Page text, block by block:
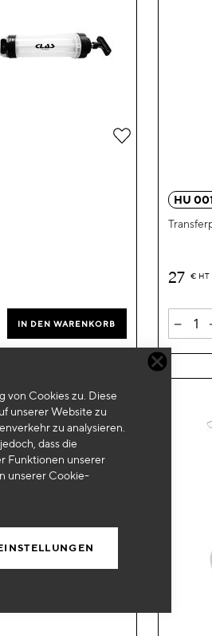
von Cookies zu. Diese
unserer Website zu
zu analysieren.
dass die
Funktionen unserer
unserer Cookie-
IN DEN WARENKORB
Zur
hinzufügen
HU
27 € HT
-